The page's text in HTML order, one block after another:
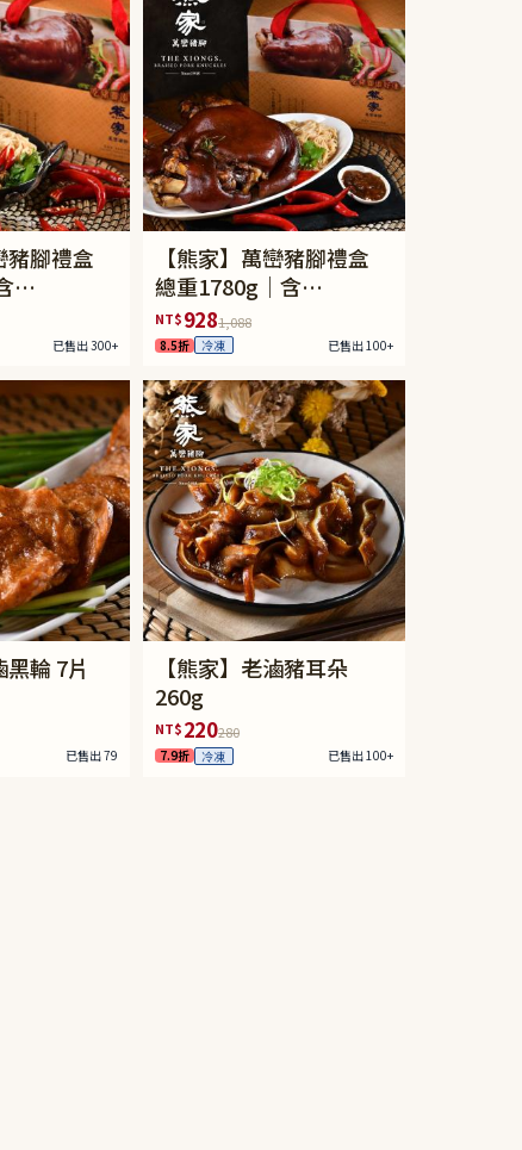
豬腳禮盒
含骨
麵線
已售出 300+
【熊家】萬巒豬腳禮盒
總重1780g｜含
1340±5%豬腳含骨
+240g醬包+200g麵線
NT$9281,088
8.5折 冷凍 已售出 100+
黑輪 7片
已售出 79
【熊家】老滷豬耳朵
260g
NT$220280
7.9折 冷凍 已售出 100+